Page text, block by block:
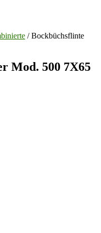
/ Bockbüchsflinte
Mod. 500 7X65